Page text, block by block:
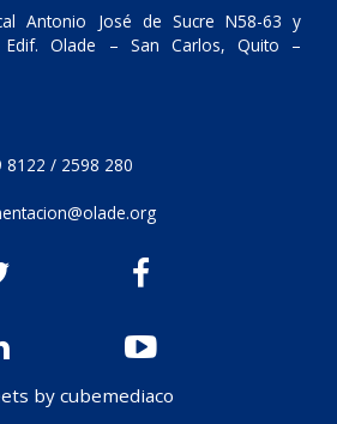
Antonio José de Sucre N58-63 y
Edif. Olade – San Carlos, Quito –
8122 / 2598 280
by cubemediaco